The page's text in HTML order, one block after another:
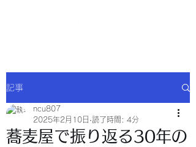
記事
蕎麦屋で振り返る30年の
ncu807
2025年2月10日 読了時間: 4分